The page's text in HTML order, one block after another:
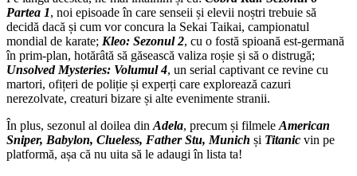
Partea 1, noi episoade în care senseii și elevii noștri trebuie să
decidă dacă și cum vor concura la Sekai Taikai, campionatul
mondial de karate; Kleo: Sezonul 2, cu o fostă spioană est-germană
în prim-plan, hotărâtă să găsească valiza roșie și să o distrugă;
Unsolved Mysteries: Volumul 4, un serial captivant ce revine cu
martori, ofițeri de poliție și experți care explorează cazuri
nerezolvate, creaturi bizare și alte evenimente stranii.
În plus, sezonul al doilea din Adela, precum și filmele American
Sniper, Babylon, Clueless, Father Stu, Munich și Titanic vin pe
platformă, așa că nu uita să le adaugi în lista ta!